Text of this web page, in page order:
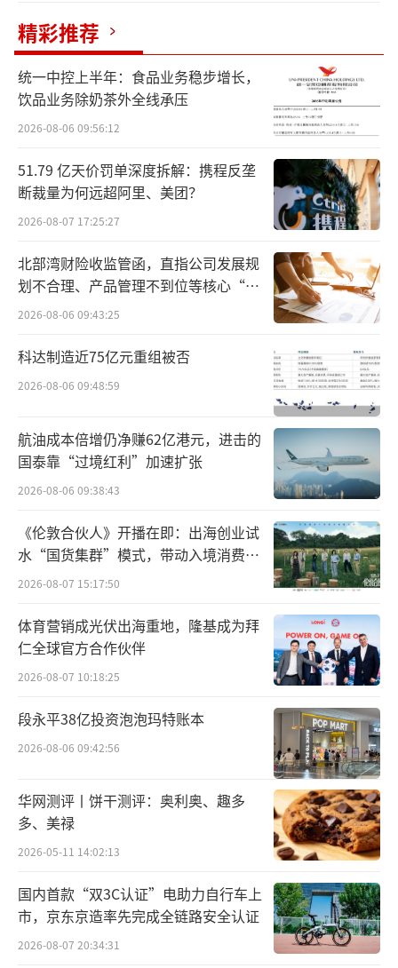
升级以及秒送前置仓布局，核心都是以AI技术
驱动的一体化供应链持续升级，适配千行百
业，把商品放在离消费者最近的地方，减少搬
运次数和搬运距离，让好产品以最佳状态、最
准时效送到用户手里，最终降低社会化物流成
本。
以某高端品牌为例，过去存在现货少、配
送时效差、备货不准影响销售转化等问题，通
过京东物流BBCC解决方案，现货率提升24.
8%，次日达订单占比从73%提升至90%，带动
近年来大量企业布局海外，京东也正加速
供应链出海的步伐，在全球布局拓展仓网、航
空网、快递网，用确定性的超级供应链能力，
助力中国品牌出海“走出去”更“扎下来”。
伴随机器人产业的爆发式增长，京东服务率先
推出机器人维修服务，并在欧洲多国落地JoyR
obocare服务，目前已成为行业领先的机器人
售后服务商。
从一杯好酒的酿造，到一份美好生活的准
时送达，背后都离不开高效稳定的即时配送保
障。以酒水品类为例，即时零售市场规模2026
年有望突破千亿元。但在高速增长的同时，仍
面临近场供给密度不足、库存管理难、夜间运
力保障不足、温控及破损管控要求高等挑战。
针对这些痛点，京东秒送依托即时配送能力，
以及品牌共享前置仓的仓配一体解决方案，帮
助酒水品牌以轻资产模式拓展即时零售业务，
实现30分钟级高效履约，提升消费体验与渠道
效率。目前京东秒送已覆盖全国2800个区县，
持续助力品牌把更丰富、更高品质的商品更快
精彩推荐
统一中控上半年：食品业务稳步增长，
饮品业务除奶茶外全线承压
2026-08-06 09:56:12
51.79 亿天价罚单深度拆解：携程反垄
断裁量为何远超阿里、美团？
2026-08-07 17:25:27
北部湾财险收监管函，直指公司发展规
划不合理、产品管理不到位等核心“痛
点”
2026-08-06 09:43:25
科达制造近75亿元重组被否
2026-08-06 09:48:59
航油成本倍增仍净赚62亿港元，进击的
国泰靠“过境红利”加速扩张
2026-08-06 09:38:43
《伦敦合伙人》开播在即：出海创业试
水“国货集群”模式，带动入境消费反
向种草
2026-08-07 15:17:50
体育营销成光伏出海重地，隆基成为拜
仁全球官方合作伙伴
2026-08-07 10:18:25
段永平38亿投资泡泡玛特账本
2026-08-06 09:42:56
华网测评丨饼干测评：奥利奥、趣多
多、美禄
2026-05-11 14:02:13
国内首款“双3C认证”电助力自行车上
市，京东京造率先完成全链路安全认证
2026-08-07 20:34:31